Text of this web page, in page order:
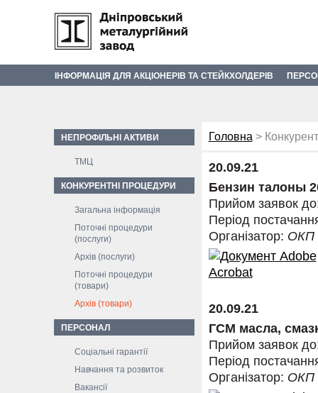
ІНФОРМАЦІЯ ДЛЯ АКЦІОНЕРІВ ТА СТЕЙКХОЛДЕРІВ
НЕПРОФІЛЬНІ АКТИВИ
ТМЦ
КОНКУРЕНТНІ ПРОЦЕДУРИ
Загальна інформація
Поточні процедури
(послуги)
Архів (послуги)
Поточні процедури
(товари)
Архів (товари)
ПЕРСОНАЛ
Соціальні гарантії
Навчання та розвиток
Вакансії
Головна >
20.09.21
Бензин талоны
Прийом заявок
Період
Організатор: ОКП
20.09.21
ГСМ масла,
Прийом заявок
Період
Організатор: ОКП